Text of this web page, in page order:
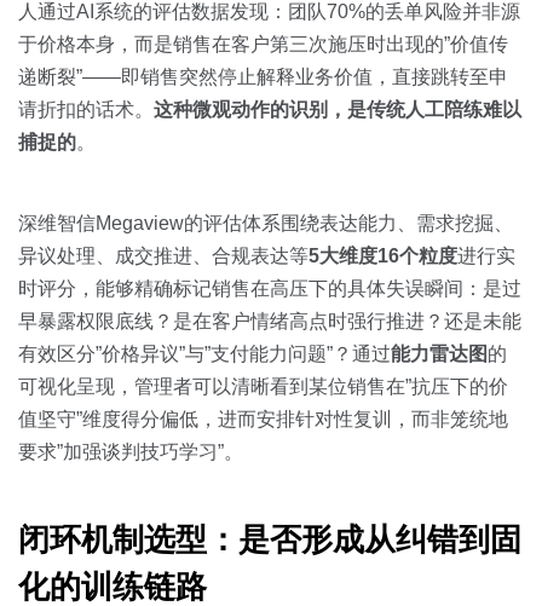
人通过AI系统的评估数据发现：团队70%的丢单风险并非源
于价格本身，而是销售在客户第三次施压时出现的”价值传
递断裂”——即销售突然停止解释业务价值，直接跳转至申
请折扣的话术。 这种微观动作的识别，是传统人工陪练难以
捕捉的。
深维智信Megaview的评估体系围绕表达能力、需求挖掘、
异议处理、成交推进、合规表达等5大维度16个粒度进行实
时评分，能够精确标记销售在高压下的具体失误瞬间：是过
早暴露权限底线？是在客户情绪高点时强行推进？还是未能
有效区分”价格异议”与”支付能力问题”？通过能力雷达图的
可视化呈现，管理者可以清晰看到某位销售在”抗压下的价
值坚守”维度得分偏低，进而安排针对性复训，而非笼统地
要求”加强谈判技巧学习”。
闭环机制选型：是否形成从纠错到固
化的训练链路